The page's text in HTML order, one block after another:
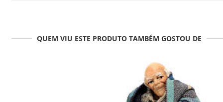
QUEM VIU ESTE PRODUTO TAMBÉM GOSTOU DE